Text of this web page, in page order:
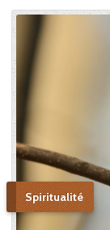
Spiritualité